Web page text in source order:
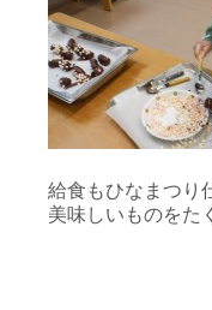
給食もひなまつり
美味しいものをた